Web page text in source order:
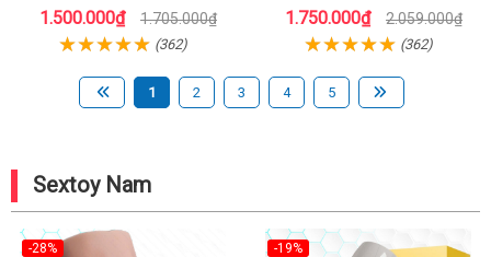
1.500.000₫ 1.705.000₫
(362)
1.750.000₫ 2.059.000₫
(362)
1 2 3 4 5
Sextoy Nam
-28%
-19%